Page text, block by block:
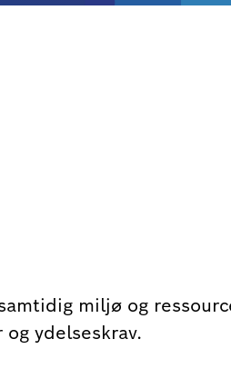
miljø og
ydelseskrav.